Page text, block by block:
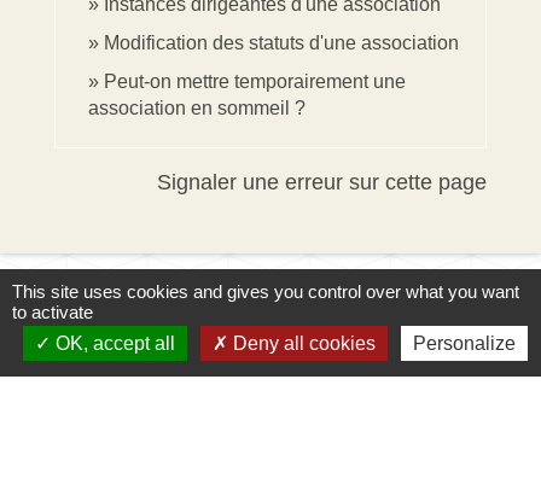
Instances dirigeantes d'une association
Modification des statuts d'une association
Peut-on mettre temporairement une
association en sommeil ?
Signaler une erreur sur cette page
This site uses cookies and gives you control over what you want
to activate
OK, accept all
Deny all cookies Personalize